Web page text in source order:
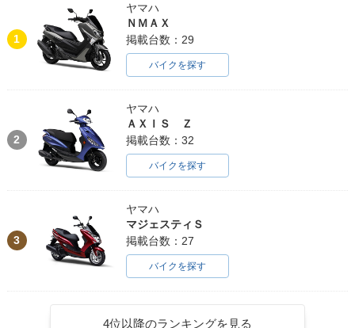
1
ヤマハ
ＮＭＡＸ
掲載台数：29
バイクを探す
2
ヤマハ
ＡＸＩＳ Ｚ
掲載台数：32
バイクを探す
3
ヤマハ
マジェスティＳ
掲載台数：27
バイクを探す
4位以降のランキングを見る